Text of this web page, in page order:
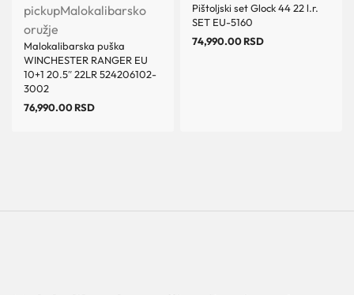
pickupMalokalibarsko
oružje
Malokalibarska puška
WINCHESTER RANGER EU
10+1 20.5″ 22LR 524206102-
3002
76,990.00RSD
Pištoljski set Glock 44 22 l.r.
SET EU-5160
74,990.00RSD